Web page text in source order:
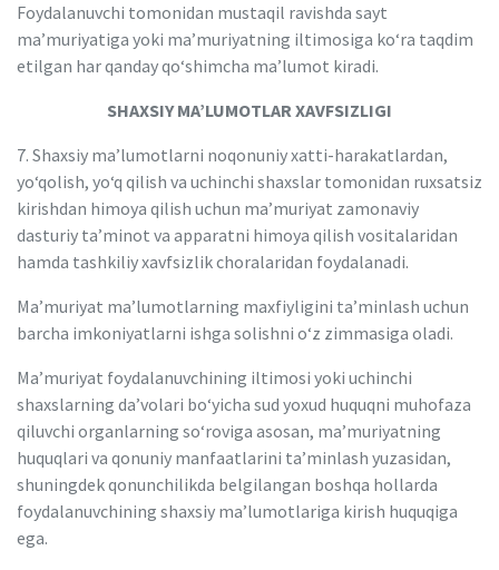
Foydalanuvchi tomonidan mustaqil ravishda sayt
maʼmuriyatiga yoki maʼmuriyatning iltimosiga ko‘ra taqdim
etilgan har qanday qo‘shimcha maʼlumot kiradi.
SHAXSIY MAʼLUMOTLAR XAVFSIZLIGI
7. Shaxsiy maʼlumotlarni noqonuniy xatti-harakatlardan,
yo‘qolish, yo‘q qilish va uchinchi shaxslar tomonidan ruxsatsiz
kirishdan himoya qilish uchun maʼmuriyat zamonaviy
dasturiy taʼminot va apparatni himoya qilish vositalaridan
hamda tashkiliy xavfsizlik choralaridan foydalanadi.
Maʼmuriyat maʼlumotlarning maxfiyligini taʼminlash uchun
barcha imkoniyatlarni ishga solishni o‘z zimmasiga oladi.
Maʼmuriyat foydalanuvchining iltimosi yoki uchinchi
shaxslarning daʼvolari bo‘yicha sud yoxud huquqni muhofaza
qiluvchi organlarning so‘roviga asosan, maʼmuriyatning
huquqlari va qonuniy manfaatlarini taʼminlash yuzasidan,
shuningdek qonunchilikda belgilangan boshqa hollarda
foydalanuvchining shaxsiy maʼlumotlariga kirish huquqiga
ega.